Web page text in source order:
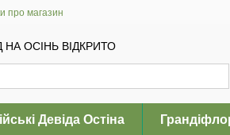
про магазин
ОСІНЬ ВІДКРИТО
Девіда Остіна